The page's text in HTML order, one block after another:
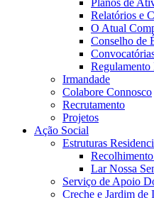
Planos de
Relatórios e
O Atual
Conselho de
Regulamento
Irmandade
Colabore Connosco
Recrutamento
Projetos
Ação Social
Estruturas
Lar Nossa
Serviço de Apoio
Creche e Jardim de